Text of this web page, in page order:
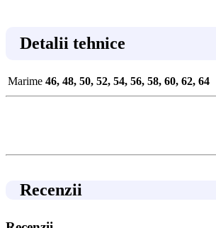
Detalii tehnice
Marime 46, 48, 50, 52, 54, 56, 58, 60, 62, 64
Recenzii